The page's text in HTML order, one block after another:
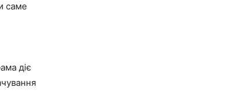
саме
діє